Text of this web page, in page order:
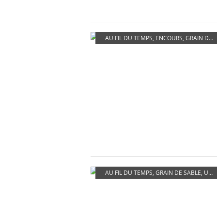
AU FIL DU TEMPS, ENCOURS, GRAIN DE SABLE
AU FIL DU TEMPS, GRAIN DE SABLE, UN REGARD, UN PARTAGE